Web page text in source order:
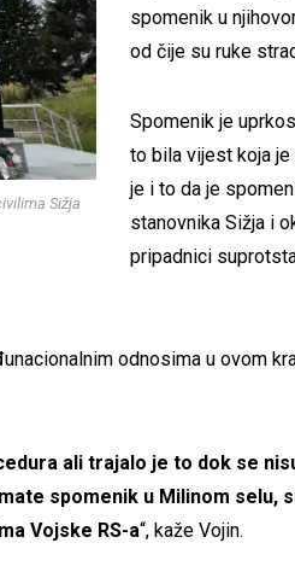
Sižja
spomenik u
od čije su ruke
Spomenik je
to bila vijest koja
je i to da je
stanovnika Sižja i
pripadnici
odnosima u ovom
ali trajalo je to dok se
spomenik u Milinom selu,
Vojske RS-a“, kaže Vojin.